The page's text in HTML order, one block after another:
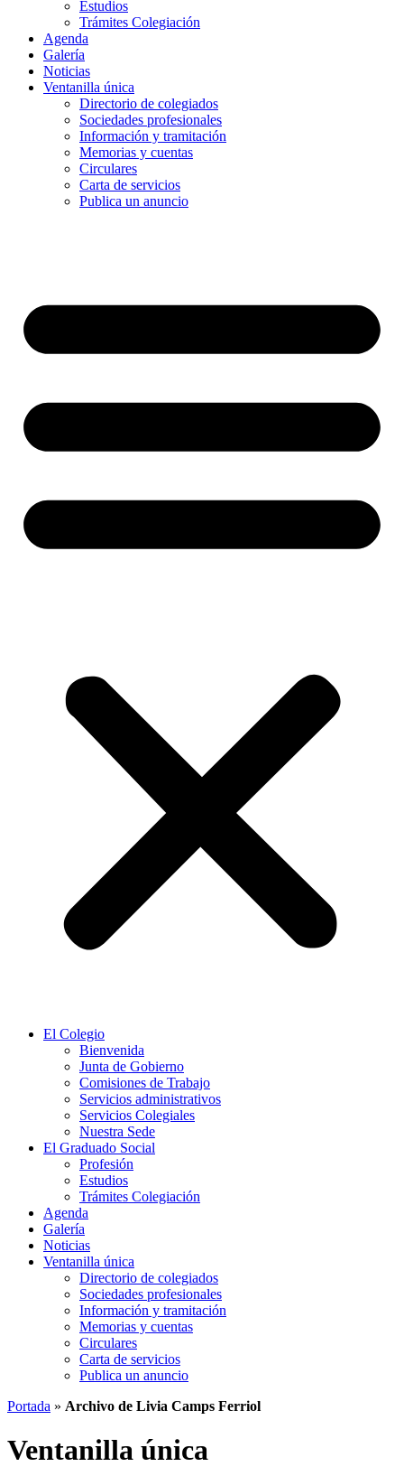
Estudios
Trámites Colegiación
Agenda
Galería
Noticias
Ventanilla única
Directorio de colegiados
Sociedades profesionales
Información y tramitación
Memorias y cuentas
Circulares
Carta de servicios
Publica un anuncio
El Colegio
Bienvenida
Junta de Gobierno
Comisiones de Trabajo
Servicios administrativos
Servicios Colegiales
Nuestra Sede
El Graduado Social
Profesión
Estudios
Trámites Colegiación
Agenda
Galería
Noticias
Ventanilla única
Directorio de colegiados
Sociedades profesionales
Información y tramitación
Memorias y cuentas
Circulares
Carta de servicios
Publica un anuncio
Portada » Archivo de Livia Camps Ferriol
Ventanilla única